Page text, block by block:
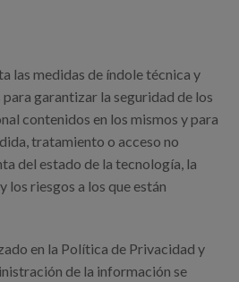
las medidas de índole técnica y
garantizar la seguridad de los
contenidos en los mismos y para
tratamiento o acceso no
del estado de la tecnología, la
los riesgos a los que están
en la Política de Privacidad y
de la información se